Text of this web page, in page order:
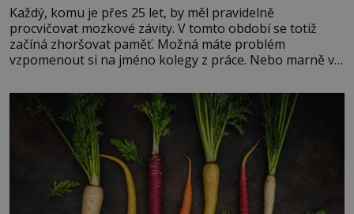
Každý, komu je přes 25 let, by měl pravidelně
procvičovat mozkové závity. V tomto období se totiž
začíná zhoršovat paměť. Možná máte problém
vzpomenout si na jméno kolegy z práce. Nebo marně v
Je to opravdu tak, s věkem jako kdyby se paměť
rozhodla stávkovat. Cvičte